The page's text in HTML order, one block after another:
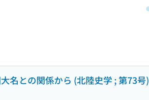
名との関係から (北陸史学 ; 第73号)